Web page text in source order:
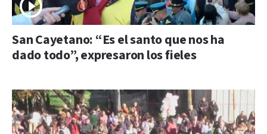
San Cayetano: “Es el santo que nos ha
dado todo”, expresaron los fieles